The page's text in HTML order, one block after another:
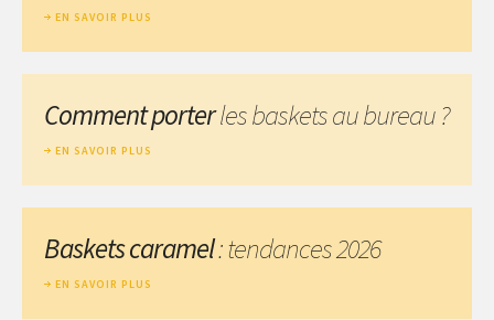
EN SAVOIR PLUS
Comment porterles baskets au bureau ?
EN SAVOIR PLUS
Baskets caramel: tendances 2026
EN SAVOIR PLUS